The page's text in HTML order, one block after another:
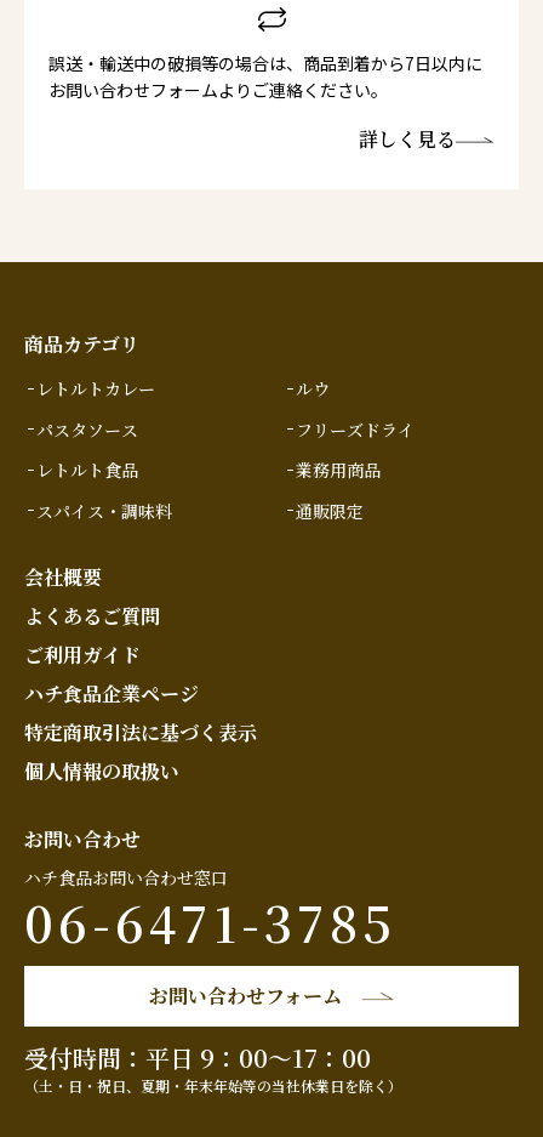
誤送・輸送中の破損等の場合は、商品到着から7日以内に
お問い合わせフォームよりご連絡ください。
詳しく見る
商品カテゴリ
レトルトカレー
パスタソース
レトルト食品
スパイス・調味料
ルウ
フリーズドライ
業務用商品
通販限定
会社概要
よくあるご質問
ご利用ガイド
ハチ食品企業ページ
特定商取引法に基づく表示
個人情報の取扱い
お問い合わせ
ハチ食品お問い合わせ窓口
06-6471-3785
お問い合わせフォーム
受付時間：平日 9：00～17：00
（土・日・祝日、夏期・年末年始等の当社休業日を除く）